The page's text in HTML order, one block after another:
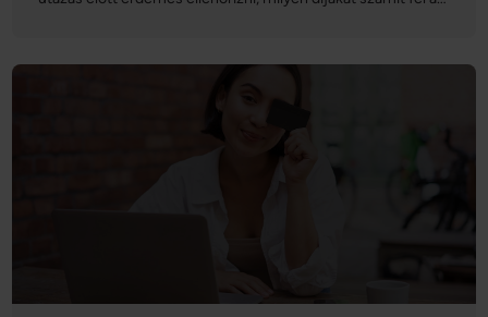
drága lehet. Nem mindegy, hogy melyik ATM-et használjuk,
milyen bankkártyával veszünk fel pénzt, és elfogadjuk-e az